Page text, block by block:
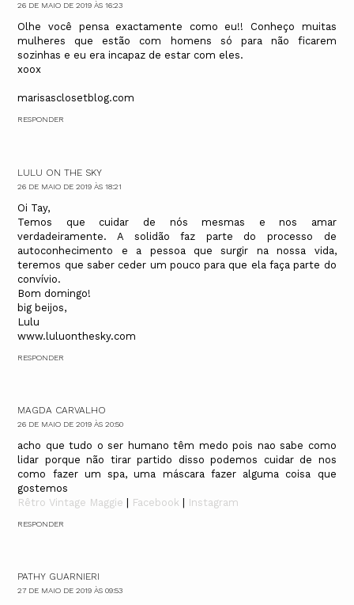
26 DE MAIO DE 2019 ÀS 16:23
Olhe você pensa exactamente como eu!! Conheço muitas
mulheres que estão com homens só para não ficarem
sozinhas e eu era incapaz de estar com eles.
xoox
marisasclosetblog.com
RESPONDER
LULU ON THE SKY
26 DE MAIO DE 2019 ÀS 18:21
Oi Tay,
Temos que cuidar de nós mesmas e nos amar
verdadeiramente. A solidão faz parte do processo de
autoconhecimento e a pessoa que surgir na nossa vida,
teremos que saber ceder um pouco para que ela faça parte do
convívio.
Bom domingo!
big beijos,
Lulu
www.luluonthesky.com
RESPONDER
MAGDA CARVALHO
26 DE MAIO DE 2019 ÀS 20:50
acho que tudo o ser humano têm medo pois nao sabe como
lidar porque não tirar partido disso podemos cuidar de nos
como fazer um spa, uma máscara fazer alguma coisa que
gostemos
Rêtro Vintage Maggie
Facebook Instagram
RESPONDER
PATHY GUARNIERI
27 DE MAIO DE 2019 ÀS 09:53